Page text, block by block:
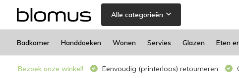
Alle categorieën
Badkamer Handdoeken Wonen Servies Glazen Eten
Bezoek onze winkel! Eenvoudig (printerloos) retourneren